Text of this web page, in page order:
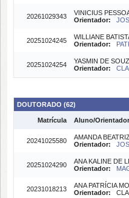
20261029343
VINICIUS
Orientador:
20251024245
WILLIANE
Orientador:
20251024254
YASMIN DE
Orientador:
DOUTORADO (62)
Matrícula Aluno/Orientador
20241025580
AMANDA
Orientador:
20251024290
ANA KALINE DE
Orientador:
20231018213
ANA PATRÍCIA
Orientador: